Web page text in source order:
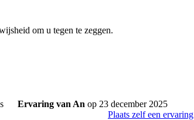
om u tegen te zeggen.
Ervaring van An op 23 december 2025
Plaats zelf een ervaring